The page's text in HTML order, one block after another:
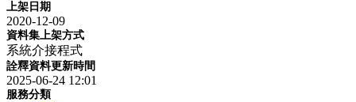
上架日期
2020-12-09
資料集上架方式
系統介接程式
詮釋資料更新時間
2025-06-24 12:01
服務分類